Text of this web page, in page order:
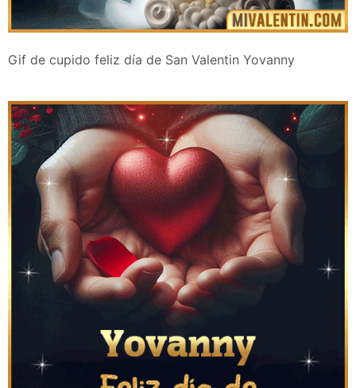
Gif de cupido feliz día de San Valentin Yovanny